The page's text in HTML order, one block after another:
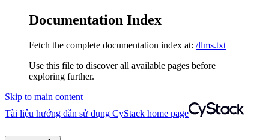
Documentation Index
Fetch the complete documentation index at: /llms.txt
Use this file to discover all available pages before
exploring further.
Skip to main content
Tài liệu hướng dẫn sử dụng CyStack home page